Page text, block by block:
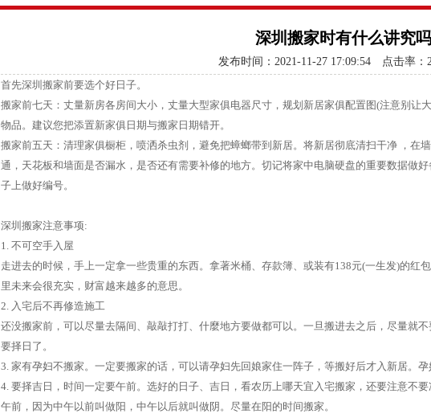
深圳搬家时有什么讲究
发布时间：2021-11-27 17:09:54 点击率：
首先深圳搬家前要选个好日子。
搬家前七天：丈量新房各房间大小，丈量大型家俱电器尺寸，规划新居家俱配置图(注意别让
物品。建议您把添置新家俱日期与搬家日期错开。
搬家前五天：清理家俱橱柜，喷洒杀虫剂，避免把蟑螂带到新居。将新居彻底清扫干净 ，在
通，天花板和墙面是否漏水，是否还有需要补修的地方。切记将家中电脑硬盘的重要数据做
子上做好编号。
深圳搬家注意事项:
1. 不可空手入屋
走进去的时候，手上一定拿一些贵重的东西。拿著米桶、存款簿、或装有138元(一生发)的
里未来会很充实，财富越来越多的意思。
2. 入宅后不再修造施工
还没搬家前，可以尽量去隔间、敲敲打打、什麼地方要做都可以。一旦搬进去之后，尽量就
要择日了。
3. 家有孕妇不搬家。一定要搬家的话，可以请孕妇先回娘家住一阵子，等搬好后才入新居。孕
4. 要择吉日，时间一定要午前。选好的日子、吉日，看农历上哪天宜入宅搬家，还要注意不
午前，因为中午以前叫做阳，中午以后就叫做阴。尽量在阳的时间搬家。